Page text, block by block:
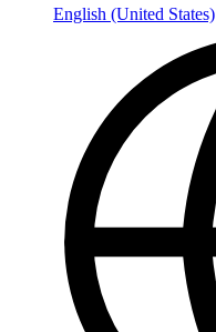
English (United States)